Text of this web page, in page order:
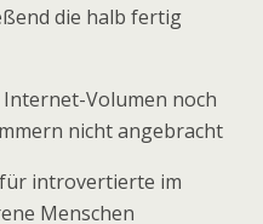
die halb fertig
Volumen noch
nicht angebracht
introvertierte im
Menschen